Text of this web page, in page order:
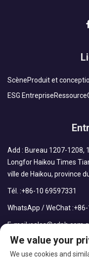
ScèneProduit et
ESG EntrepriseRessource
Add : Bureau 1207-1208,
Longfor Haikou Times
ville de Haikou, province
Tél. :+86-10 69597331
WhatsApp / WeChat :
E-mail :
We value your
We use cookies and